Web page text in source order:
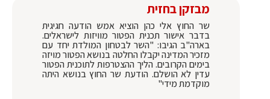
מבזקן בחזית
שר החוץ אלי כהן הוציא אמש הודעה חגיגית
בדבר אישור תכנית הפטור מוויזות לישראלים.
בארה"ב הגיבו: "השר לבטחון המולדת יחד עם
מזכיר המדינה יקבלו החלטה בנושא הפטור מויזה
בימים הקרובים. הליך ההצטרפות לתוכנית הפטור
עדין לא הושלם. הודעת שר החוץ בנושא היתה
מוקדמת מידי"